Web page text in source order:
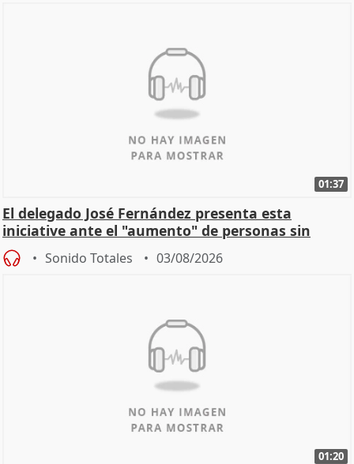
01:37
El delegado José Fernández presenta esta
iniciative ante el "aumento" de personas sin
hogar en Madri
Sonido Totales 03/08/2026
01:20